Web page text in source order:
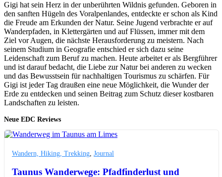
Gigi hat sein Herz in der unberührten Wildnis gefunden. Geboren in
den sanften Hügeln des Voralpenlandes, entdeckte er schon als Kind
die Freude am Erkunden der Natur. Seine Jugend verbrachte er auf
Wanderpfaden, in Klettergärten und auf Flüssen, immer mit dem
Ziel vor Augen, die nächste Herausforderung zu meistern. Nach
seinem Studium in Geografie entschied er sich dazu seine
Leidenschaft zum Beruf zu machen. Heute arbeitet er als Bergführer
und ist darauf bedacht, die Liebe zur Natur bei anderen zu wecken
und das Bewusstsein für nachhaltigen Tourismus zu schärfen. Für
Gigi ist jeder Tag draußen eine neue Möglichkeit, die Wunder der
Erde zu entdecken und seinen Beitrag zum Schutz dieser kostbaren
Landschaften zu leisten.
Neue EDC Reviews
Wandern, Hiking, Trekking, Journal
Taunus Wanderwege: Pfadfinderlust und